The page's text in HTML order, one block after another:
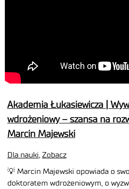
Akademia Łukasiewicza |
wdrożeniowy – szansa na
Marcin Majewski
Dla nauki Zobacz
💡 Marcin Majewski opowiada o
doktoratem wdrożeniowym, o